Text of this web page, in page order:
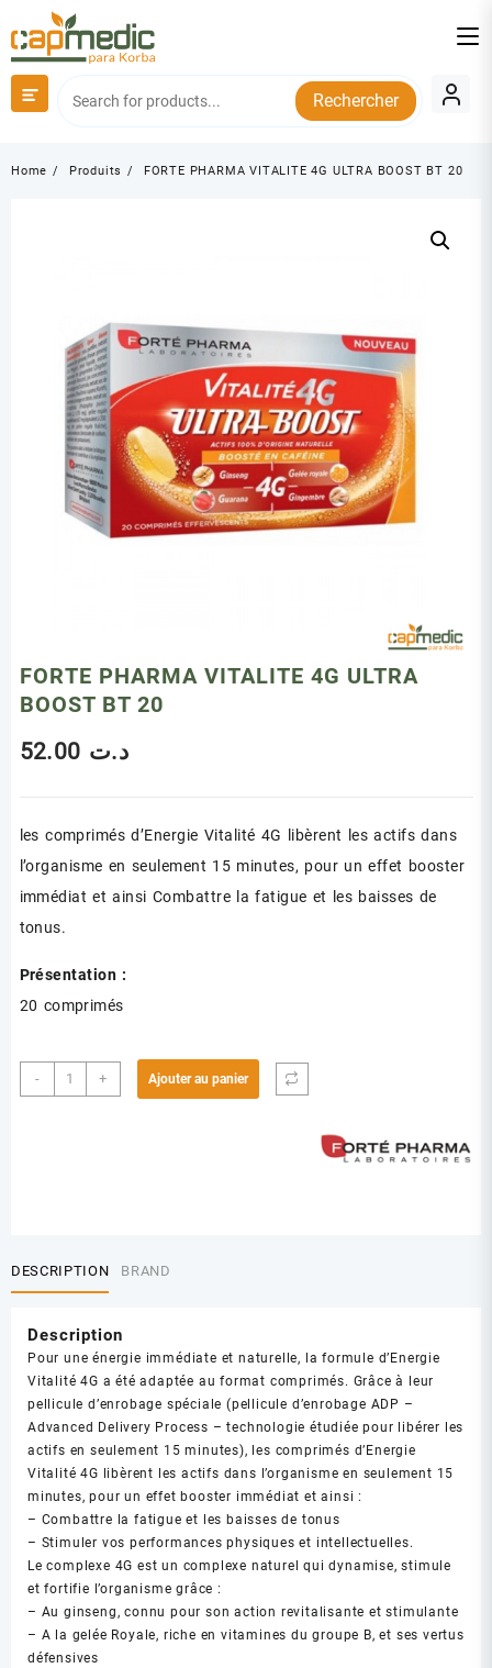
to
content
Rechercher
Home Produits FORTE PHARMA VITALITE 4G ULTRA BOOST BT 20
FORTE PHARMA VITALITE 4G ULTRA
BOOST BT 20
د.ت
les comprimés d’Energie Vitalité 4G libèrent les actifs dans
l’organisme en seulement 15 minutes, pour un effet booster
immédiat et ainsi Combattre la fatigue et les baisses de
tonus.
Présentation :
20 comprimés
-
quantité
de
20
+ Ajouter au panier
DESCRIPTION BRAND
Description
Pour une énergie immédiate et naturelle, la formule d’Energie
Vitalité 4G a été adaptée au format comprimés. Grâce à leur
pellicule d’enrobage spéciale (pellicule d’enrobage ADP –
Advanced Delivery Process – technologie étudiée pour libérer les
actifs en seulement 15 minutes), les comprimés d’Energie
Vitalité 4G libèrent les actifs dans l’organisme en seulement 15
minutes, pour un effet booster immédiat et ainsi :
– Combattre la fatigue et les baisses de tonus
– Stimuler vos performances physiques et intellectuelles.
Le complexe 4G est un complexe naturel qui dynamise, stimule
et fortifie l’organisme grâce :
– Au ginseng, connu pour son action revitalisante et stimulante
– A la gelée Royale, riche en vitamines du groupe B, et ses vertus
défensives